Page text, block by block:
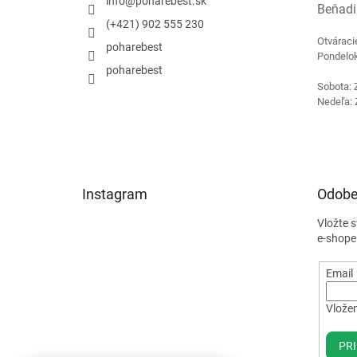
(+421) 902 555 230
poharebest
poharebest
Sobota:
Nedeľa:
Instagram
Vložte
e-
Email